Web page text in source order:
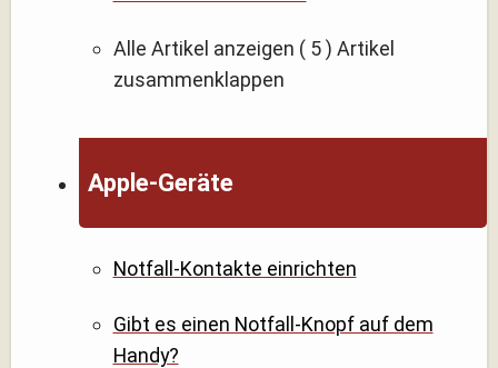
Alle Artikel anzeigen ( 5 ) Artikel
zusammenklappen
Apple-Geräte
Notfall-Kontakte einrichten
Gibt es einen Notfall-Knopf auf dem
Handy?